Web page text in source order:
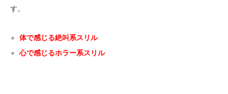
す。
体で感じる絶叫系スリル
心で感じるホラー系スリル